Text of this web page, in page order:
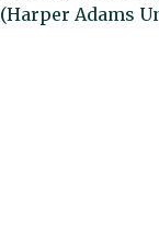
(Harper Adams